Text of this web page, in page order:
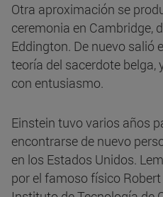
Otra aproximación se
ceremonia en Cambridge,
Eddington. De nuevo salió
teoría del sacerdote belga,
con entusiasmo.
Einstein tuvo varios años
encontrarse de nuevo
en los Estados Unidos.
por el famoso físico